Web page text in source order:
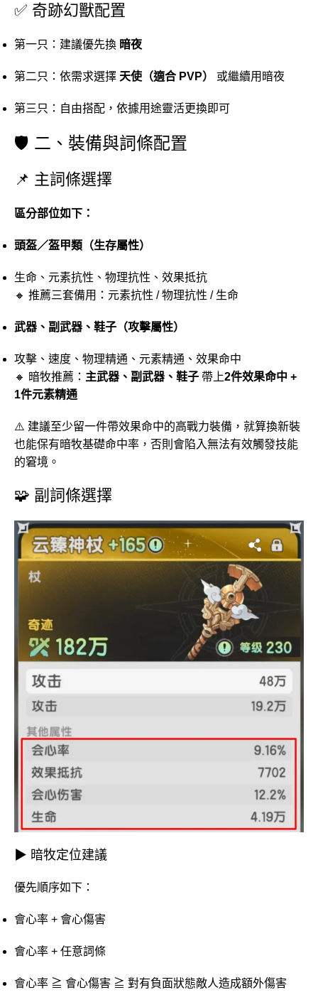
✅ 奇跡幻獸配置
第一只：建議優先換 暗夜
第二只：依需求選擇 天使（適合 PVP） 或繼續用暗夜
第三只：自由搭配，依據用途靈活更換即可
🛡️ 二、裝備與詞條配置
📌 主詞條選擇
區分部位如下：
頭盔／盔甲類（生存屬性）
生命、元素抗性、物理抗性、效果抵抗
🔸 推薦三套備用：元素抗性 / 物理抗性 / 生命
武器、副武器、鞋子（攻擊屬性）
攻擊、速度、物理精通、元素精通、效果命中
🔸 暗牧推薦： 主武器、副武器、鞋子 帶上2件效果命中 +
1件元素精通
⚠️ 建議至少留一件帶效果命中的高戰力裝備，就算換新裝
也能保有暗牧基礎命中率，否則會陷入無法有效觸發技能
的窘境。
🧩 副詞條選擇
▶ 暗牧定位建議
優先順序如下：
會心率 + 會心傷害
會心率 + 任意詞條
會心率 ≧ 會心傷害 ≧ 對有負面狀態敵人造成額外傷害